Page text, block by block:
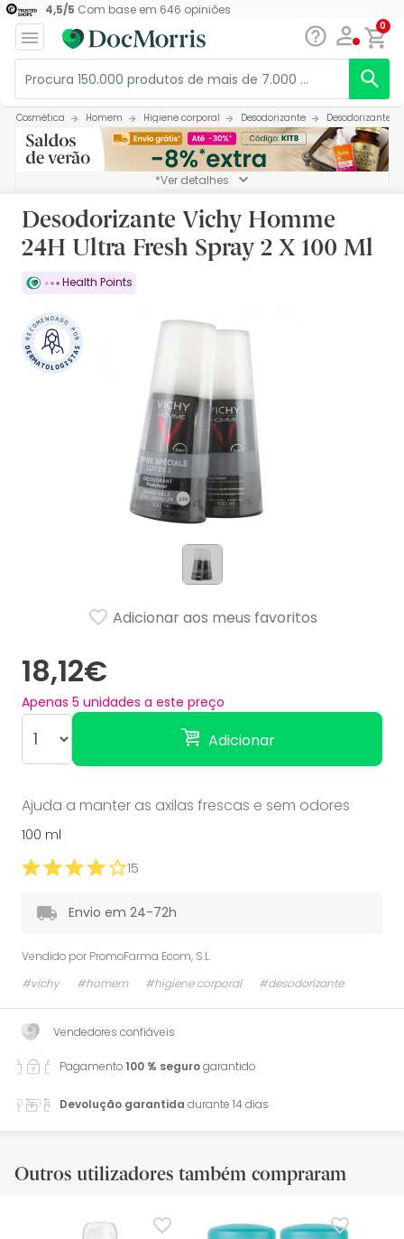
4,5/5 Com base em 646 opiniões
0
Cosmética Homem Higiene corporal Desodorizante Desodorizante
*Ver detalhes
Desodorizante Vichy Homme
24H Ultra Fresh Spray 2 X 100 Ml
Health Points
18,12€
Apenas 5 unidades a este preço
Adicionar
Adicionar aos meus favoritos
Ajuda a manter as axilas frescas e sem odores
100 ml
15
Envio em 24-72h
Vendido por PromoFarma Ecom, S.L.
#vichy
#homem #higiene corporal #desodorizante
Vendedores confiáveis
Pagamento100 % segurogarantido
Devolução garantida durante 14 dias
Outros utilizadores também compraram